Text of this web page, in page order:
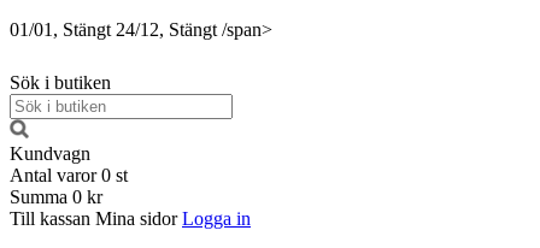
01/01, Stängt 24/12, Stängt /span>
Sök i butiken
Kundvagn
Antal varor 0 st
Summa 0 kr
Till kassan Mina sidor Logga in